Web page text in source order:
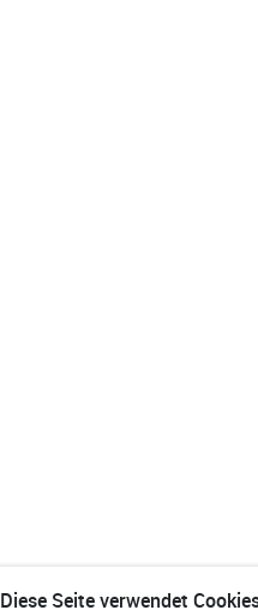
Diese Seite verwendet